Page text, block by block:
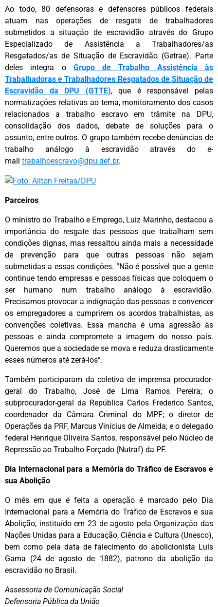
Ao todo, 80 defensoras e defensores públicos federais
atuam nas operações de resgate de trabalhadores
submetidos a situação de escravidão através do Grupo
Especializado de Assistência a Trabalhadores/as
Resgatados/as de Situação de Escravidão (Getrae). Parte
deles integra o Grupo de Trabalho Assistência às
Trabalhadoras e Trabalhadores Resgatados de Situação de
Escravidão da DPU (GTTE), que é responsável pelas
normatizações relativas ao tema, monitoramento dos casos
relacionados a trabalho escravo em trâmite na DPU,
consolidação dos dados, debate de soluções para o
assunto, entre outros. O grupo também recebe denúncias de
trabalho análogo à escravidão através do e-
mail trabalhoescravo@dpu.def.br.
Parceiros
O ministro do Trabalho e Emprego, Luiz Marinho, destacou a
importância do resgate das pessoas que trabalham sem
condições dignas, mas ressaltou ainda mais a necessidade
de prevenção para que outras pessoas não sejam
submetidas a essas condições. “Não é possível que a gente
continue tendo empresas e pessoas físicas que coloquem o
ser humano num trabalho análogo à escravidão.
Precisamos provocar a indignação das pessoas e convencer
os empregadores a cumprirem os acordos trabalhistas, as
convenções coletivas. Essa mancha é uma agressão às
pessoas e ainda compromete a imagem do nosso país.
Queremos que a sociedade se mova e reduza drasticamente
esses números até zerá-los”.
Também participaram da coletiva de imprensa procurador-
geral do Trabalho, José de Lima Ramos Pereira; o
subprocurador-geral da República Carlos Frederico Santos,
coordenador da Câmara Criminal do MPF; o diretor de
Operações da PRF, Marcus Vinícius de Almeida; e o delegado
federal Henrique Oliveira Santos, responsável pelo Núcleo de
Repressão ao Trabalho Forçado (Nutraf) da PF.
Dia Internacional para a Memória do Tráfico de Escravos e
sua Abolição
O mês em que é feita a operação é marcado pelo Dia
Internacional para a Memória do Tráfico de Escravos e sua
Abolição, instituído em 23 de agosto pela Organização das
Nações Unidas para a Educação, Ciência e Cultura (Unesco),
bem como pela data de falecimento do abolicionista Luís
Gama (24 de agosto de 1882), patrono da abolição da
escravidão no Brasil.
Assessoria de Comunicação Social
Defensoria Pública da União